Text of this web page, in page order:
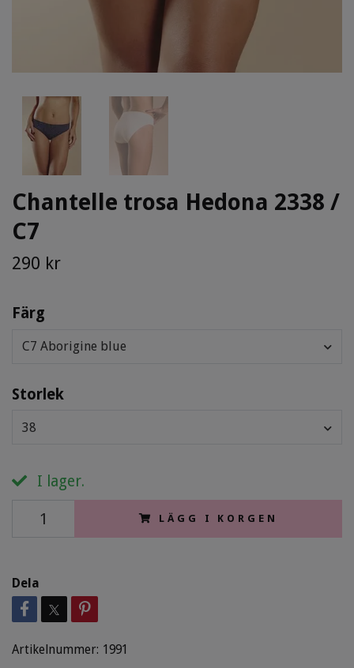
Chantelle trosa Hedona 2338 /
C7
290 kr
Färg
C7 Aborigine blue
Storlek
38
I lager.
LÄGG I KORGEN
Dela
Artikelnummer: 1991